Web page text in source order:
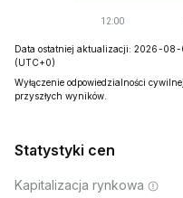
Data ostatniej aktualizacji: 2026-
(UTC+0)
Wyłączenie odpowiedzialności
przyszłych wyników.
Statystyki cen
Kapitalizacja rynkowa